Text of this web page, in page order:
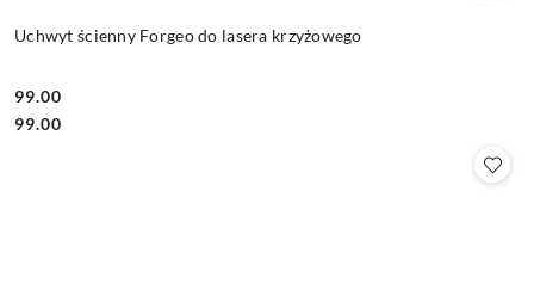
Uchwyt ścienny Forgeo do lasera krzyżowego
Cena:
99.00
Cena:
99.00